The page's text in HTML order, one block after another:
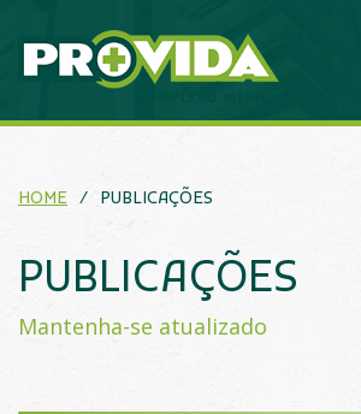
HOME / PUBLICAÇÕES
PUBLICAÇÕES
Mantenha-se atualizado